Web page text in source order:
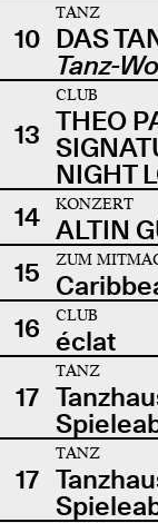
10
TANZ
DAS
Tanz-
13
CLUB
THEO
NIGHT
14
KONZERT
ALTIN
15
ZUM
16
CLUB
éclat
17
TANZ
17
TANZ